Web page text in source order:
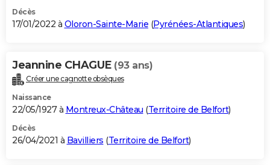
Décès
17/01/2022 à Oloron-Sainte-Marie (Pyrénées-Atlantiques)
Jeannine CHAGUE (93 ans)
Créer une cagnotte obsèques
Naissance
22/05/1927 à Montreux-Château (Territoire de Belfort)
Décès
26/04/2021 à Bavilliers (Territoire de Belfort)